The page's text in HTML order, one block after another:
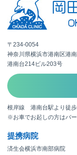
〒234-0054
神奈川県横浜市港南区港
港南台214ビル203号
根岸線 港南台駅より徒
※お車でお起しの方はバー
提携病院
済生会横浜市南部病院